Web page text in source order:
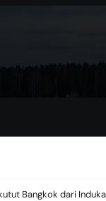
Bangkok dari